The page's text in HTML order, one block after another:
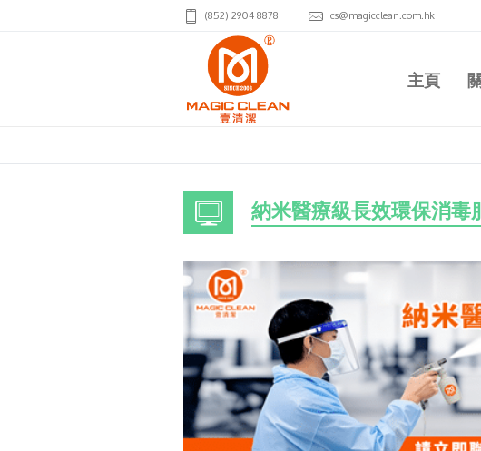
(852) 2904 8878 cs@magicclean.com.hk
主頁
納米醫療級長效環保消毒